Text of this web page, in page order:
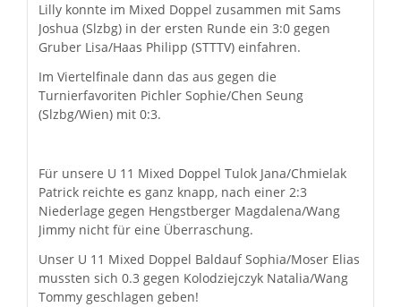
Lilly konnte im Mixed Doppel zusammen mit Sams
Joshua (Slzbg) in der ersten Runde ein 3:0 gegen
Gruber Lisa/Haas Philipp (STTTV) einfahren.
Im Viertelfinale dann das aus gegen die
Turnierfavoriten Pichler Sophie/Chen Seung
(Slzbg/Wien) mit 0:3.
Für unsere U 11 Mixed Doppel Tulok Jana/Chmielak
Patrick reichte es ganz knapp, nach einer 2:3
Niederlage gegen Hengstberger Magdalena/Wang
Jimmy nicht für eine Überraschung.
Unser U 11 Mixed Doppel Baldauf Sophia/Moser Elias
mussten sich 0.3 gegen Kolodziejczyk Natalia/Wang
Tommy geschlagen geben!